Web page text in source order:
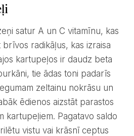
radikāļus, kas izraisa
kartupeļos ir daudz beta
tie ādas toni padarīs
zeltainu nokrāsu un
ēdienos aizstāt parastos
kartupeļiem. Pagatavo saldo
vistu vai krāsnī ceptus